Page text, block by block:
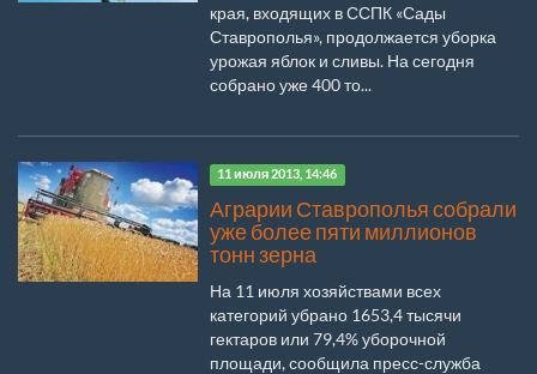
края, входящих в ССПК «Сады
Ставрополья», продолжается уборка
урожая яблок и сливы. На сегодня
собрано уже 400 то...
11 июля 2013, 14:46
Аграрии Ставрополья собрали
уже более пяти миллионов
тонн зерна
На 11 июля хозяйствами всех
категорий убрано 1653,4 тысячи
гектаров или 79,4% уборочной
площади, сообщила пресс-служба